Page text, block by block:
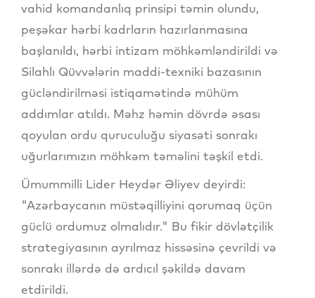
vahid komandanlıq prinsipi təmin olundu,
peşəkar hərbi kadrların hazırlanmasına
başlanıldı, hərbi intizam möhkəmləndirildi və
Silahlı Qüvvələrin maddi-texniki bazasının
gücləndirilməsi istiqamətində mühüm
addımlar atıldı. Məhz həmin dövrdə əsası
qoyulan ordu quruculuğu siyasəti sonrakı
uğurlarımızın möhkəm təməlini təşkil etdi.
Ümummilli Lider Heydər Əliyev deyirdi:
"Azərbaycanın müstəqilliyini qorumaq üçün
güclü ordumuz olmalıdır." Bu fikir dövlətçilik
strategiyasının ayrılmaz hissəsinə çevrildi və
sonrakı illərdə də ardıcıl şəkildə davam
etdirildi.